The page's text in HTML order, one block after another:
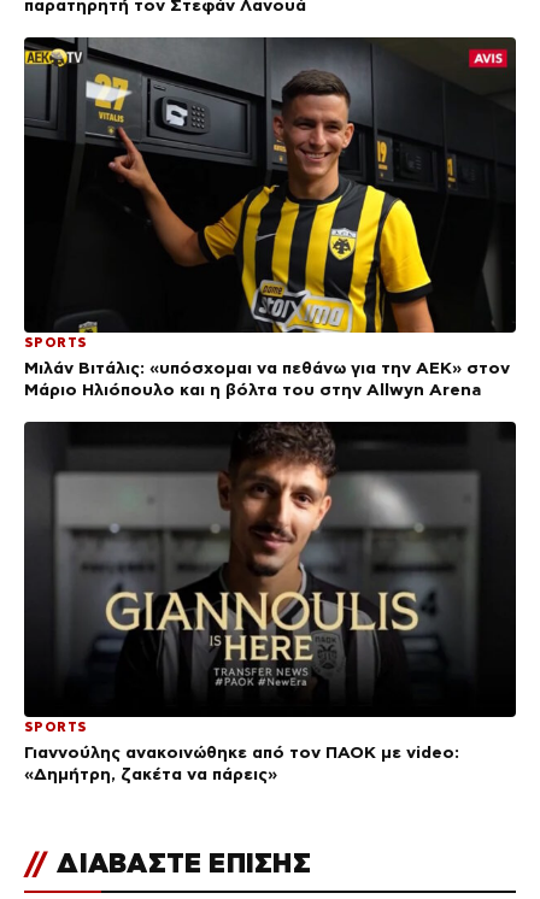
παρατηρητή τον Στεφάν Λανουά
SPORTS
Μιλάν Βιτάλις: «υπόσχομαι να πεθάνω για την ΑΕΚ» στον
Μάριο Ηλιόπουλο και η βόλτα του στην Allwyn Arena
SPORTS
Γιαννούλης ανακοινώθηκε από τον ΠΑΟΚ με video:
«Δημήτρη, ζακέτα να πάρεις»
// ΔΙΑΒΑΣΤΕ ΕΠΙΣΗΣ